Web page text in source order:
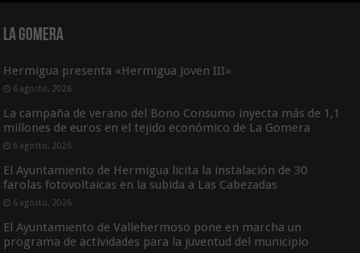
La Gomera
Hermigua presenta «Hermigua Joven III»
6 agosto, 2026
La campaña de verano del Bono Consumo inyecta más de 1,1
millones de euros en el tejido económico de La Gomera
6 agosto, 2026
El Ayuntamiento de Hermigua licita la instalación de 30
farolas fotovoltaicas en la subida a Las Cabezadas
6 agosto, 2026
El Ayuntamiento de Vallehermoso pone en marcha un
programa de actividades para la juventud del municipio